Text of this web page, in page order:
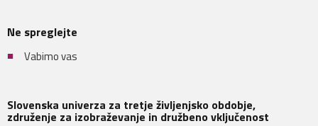
Ne spreglejte
Vabimo vas
Slovenska univerza za tretje življenjsko obdobje,
združenje za izobraževanje in družbeno vključenost